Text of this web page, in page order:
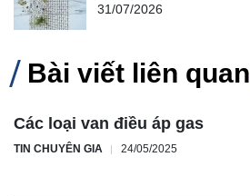
31/07/2026
Bài viết liên quan
Các loại van điều áp gas
TIN CHUYÊN GIA 24/05/2025